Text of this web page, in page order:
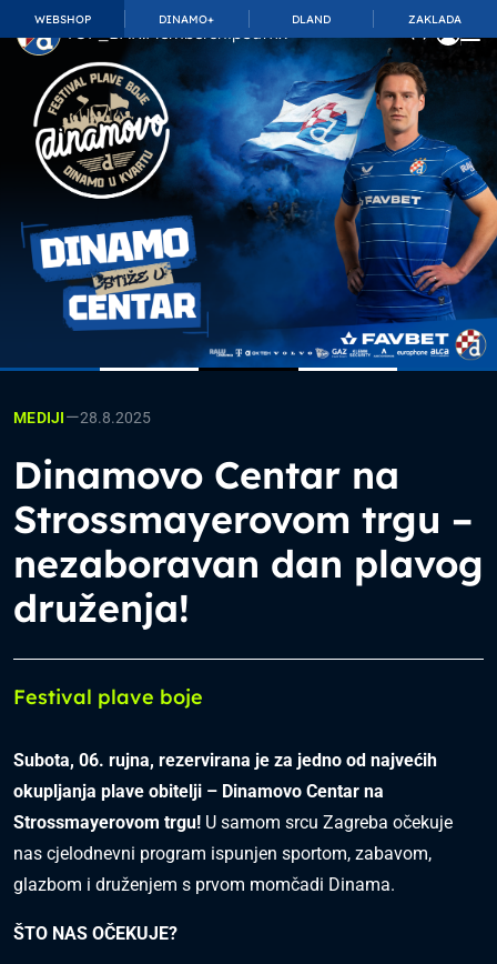
WEBSHOP DINAMO+ DLAND ZAKLADA
TOP_BAR.MembershipSuffix
MEDIJI—28.8.2025
Dinamovo Centar na
Strossmayerovom trgu –
nezaboravan dan plavog
druženja!
Festival plave boje
Subota, 06. rujna, rezervirana je za jedno od najvećih
okupljanja plave obitelji – Dinamovo Centar na
Strossmayerovom trgu! U samom srcu Zagreba očekuje
nas cjelodnevni program ispunjen sportom, zabavom,
glazbom i druženjem s prvom momčadi Dinama.
ŠTO NAS OČEKUJE?